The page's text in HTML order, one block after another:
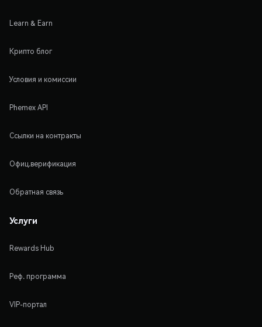
Learn & Earn
Крипто блог
Условия и комиссии
Phemex API
Ссылки на контракты
Офиц.верификация
Обратная связь
Услуги
Rewards Hub
Реф. программа
VIP-портал